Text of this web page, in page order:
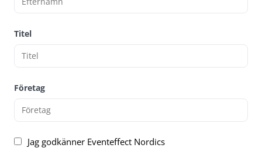
Titel
Företag
Jag godkänner Eventeffect Nordics